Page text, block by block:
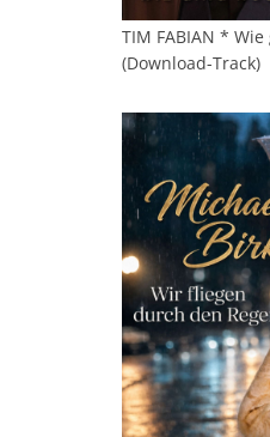
TIM FABIAN *
(Download-Track)